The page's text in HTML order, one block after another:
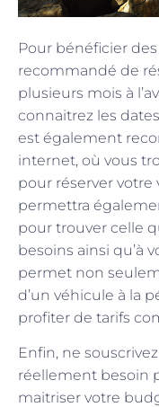
Pour bénéficier
recommandé de
plusieurs mois à
connaitrez les
est également
internet, où vous
pour réserver votre
permettra
pour trouver celle
besoins ainsi qu’à
permet non
d’un véhicule à la
profiter de tarifs
Enfin, ne
réellement besoin
maitriser votre